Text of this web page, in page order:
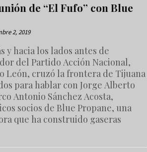
de “El Fufo” con Blue
2, 2019
y hacia los lados antes de
del Partido Acción Nacional,
León, cruzó la frontera de Tijuana
para hablar con Jorge Alberto
Antonio Sánchez Acosta,
socios de Blue Propane, una
que ha construido gaseras